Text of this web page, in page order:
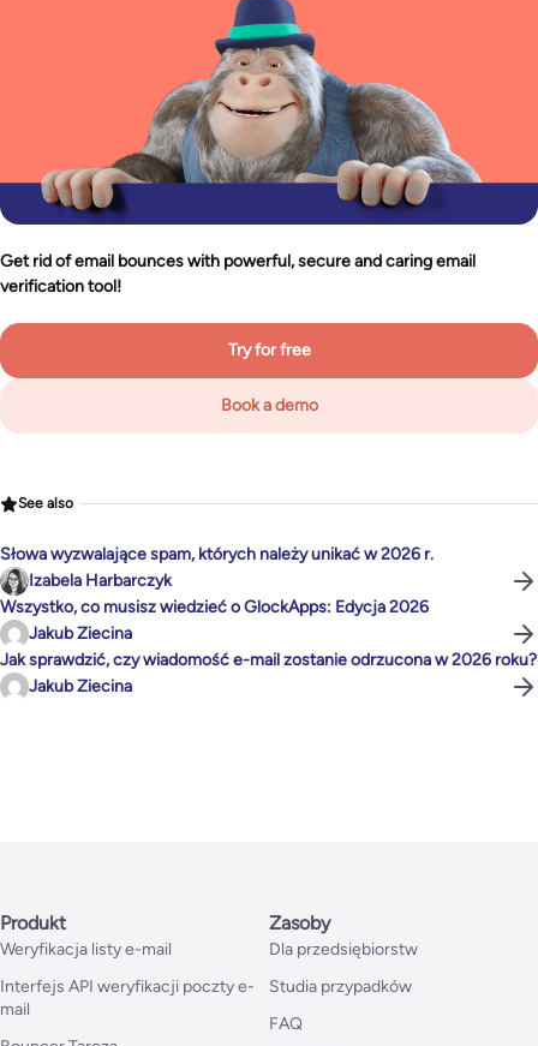
Get rid of email bounces with powerful, secure and caring email
verification tool!
Try for free
Book a demo
See also
Słowa wyzwalające spam, których należy unikać w 2026 r.
Izabela Harbarczyk
Wszystko, co musisz wiedzieć o GlockApps: Edycja 2026
Jakub Ziecina
Jak sprawdzić, czy wiadomość e-mail zostanie odrzucona w 2026 roku?
Jakub Ziecina
Produkt
Weryfikacja listy e-mail
Interfejs API weryfikacji poczty e-
mail
Zasoby
Dla przedsiębiorstw
Studia przypadków
FAQ